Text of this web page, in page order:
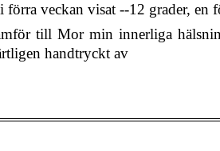
förra veckan visat --12 grader,
till Mor min innerliga
handtryckt av